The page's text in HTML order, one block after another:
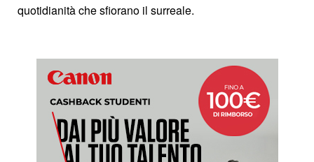
quotidianità che sfiorano il surreale.